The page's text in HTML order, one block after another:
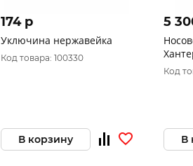
174 p
Уключина нержавейка
Код товара: 100330
В корзину
5
Код
В